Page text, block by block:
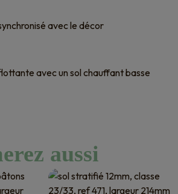
avec le décor
avec un sol chauffant basse
aussi